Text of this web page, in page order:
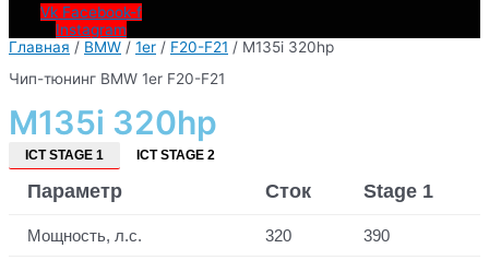
Vk Facebook-f
Instagram
Главная / BMW / 1er / F20-F21 / M135i 320hp
Чип-тюнинг BMW 1er F20-F21
M135i 320hp
ICT STAGE 1 ICT STAGE 2
Параметр Сток Stage 1
Мощность, л.с. 320 390